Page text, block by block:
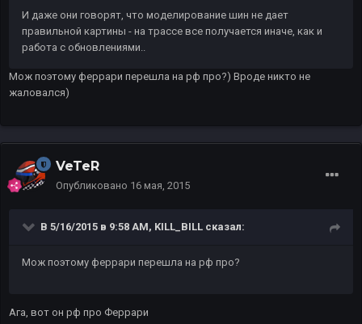
И даже они говорят, что моделирование шин не дает
правильной картины - на трассе все получается иначе, как и
работа с обновлениями..
Мож поэтому феррари перешла на рф про?) Вроде никто не
жаловался)
VeTeR
Опубликовано 16 мая, 2015
В 5/16/2015 в 9:58 AM, KILL_BILL сказал:
Мож поэтому феррари перешла на рф про?
Ага, вот он рф про Феррари